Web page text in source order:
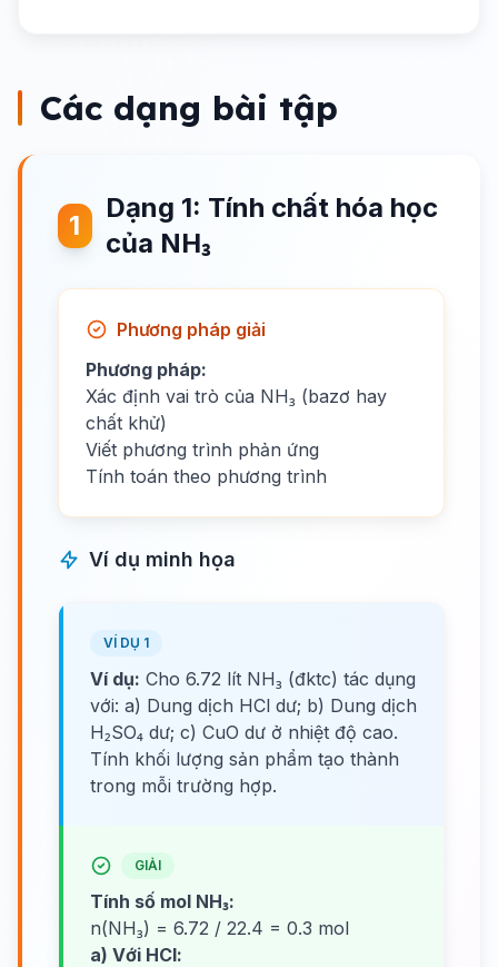
Các dạng bài tập
1
Dạng 1: Tính chất hóa học
của NH₃
Phương pháp giải
Phương pháp:
Xác định vai trò của NH₃ (bazơ hay
chất khử)
Viết phương trình phản ứng
Tính toán theo phương trình
Ví dụ minh họa
VÍ DỤ 1
Ví dụ: Cho 6.72 lít NH₃ (đktc) tác dụng
với: a) Dung dịch HCl dư; b) Dung dịch
H₂SO₄ dư; c) CuO dư ở nhiệt độ cao.
Tính khối lượng sản phẩm tạo thành
trong mỗi trường hợp.
GIẢI
Tính số mol NH₃:
n(NH₃) = 6.72 / 22.4 = 0.3 mol
a) Với HCl: